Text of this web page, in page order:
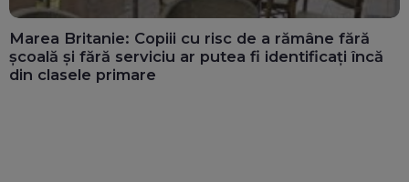
Marea Britanie: Copiii cu risc de a rămâne fără
școală și fără serviciu ar putea fi identificați încă
din clasele primare